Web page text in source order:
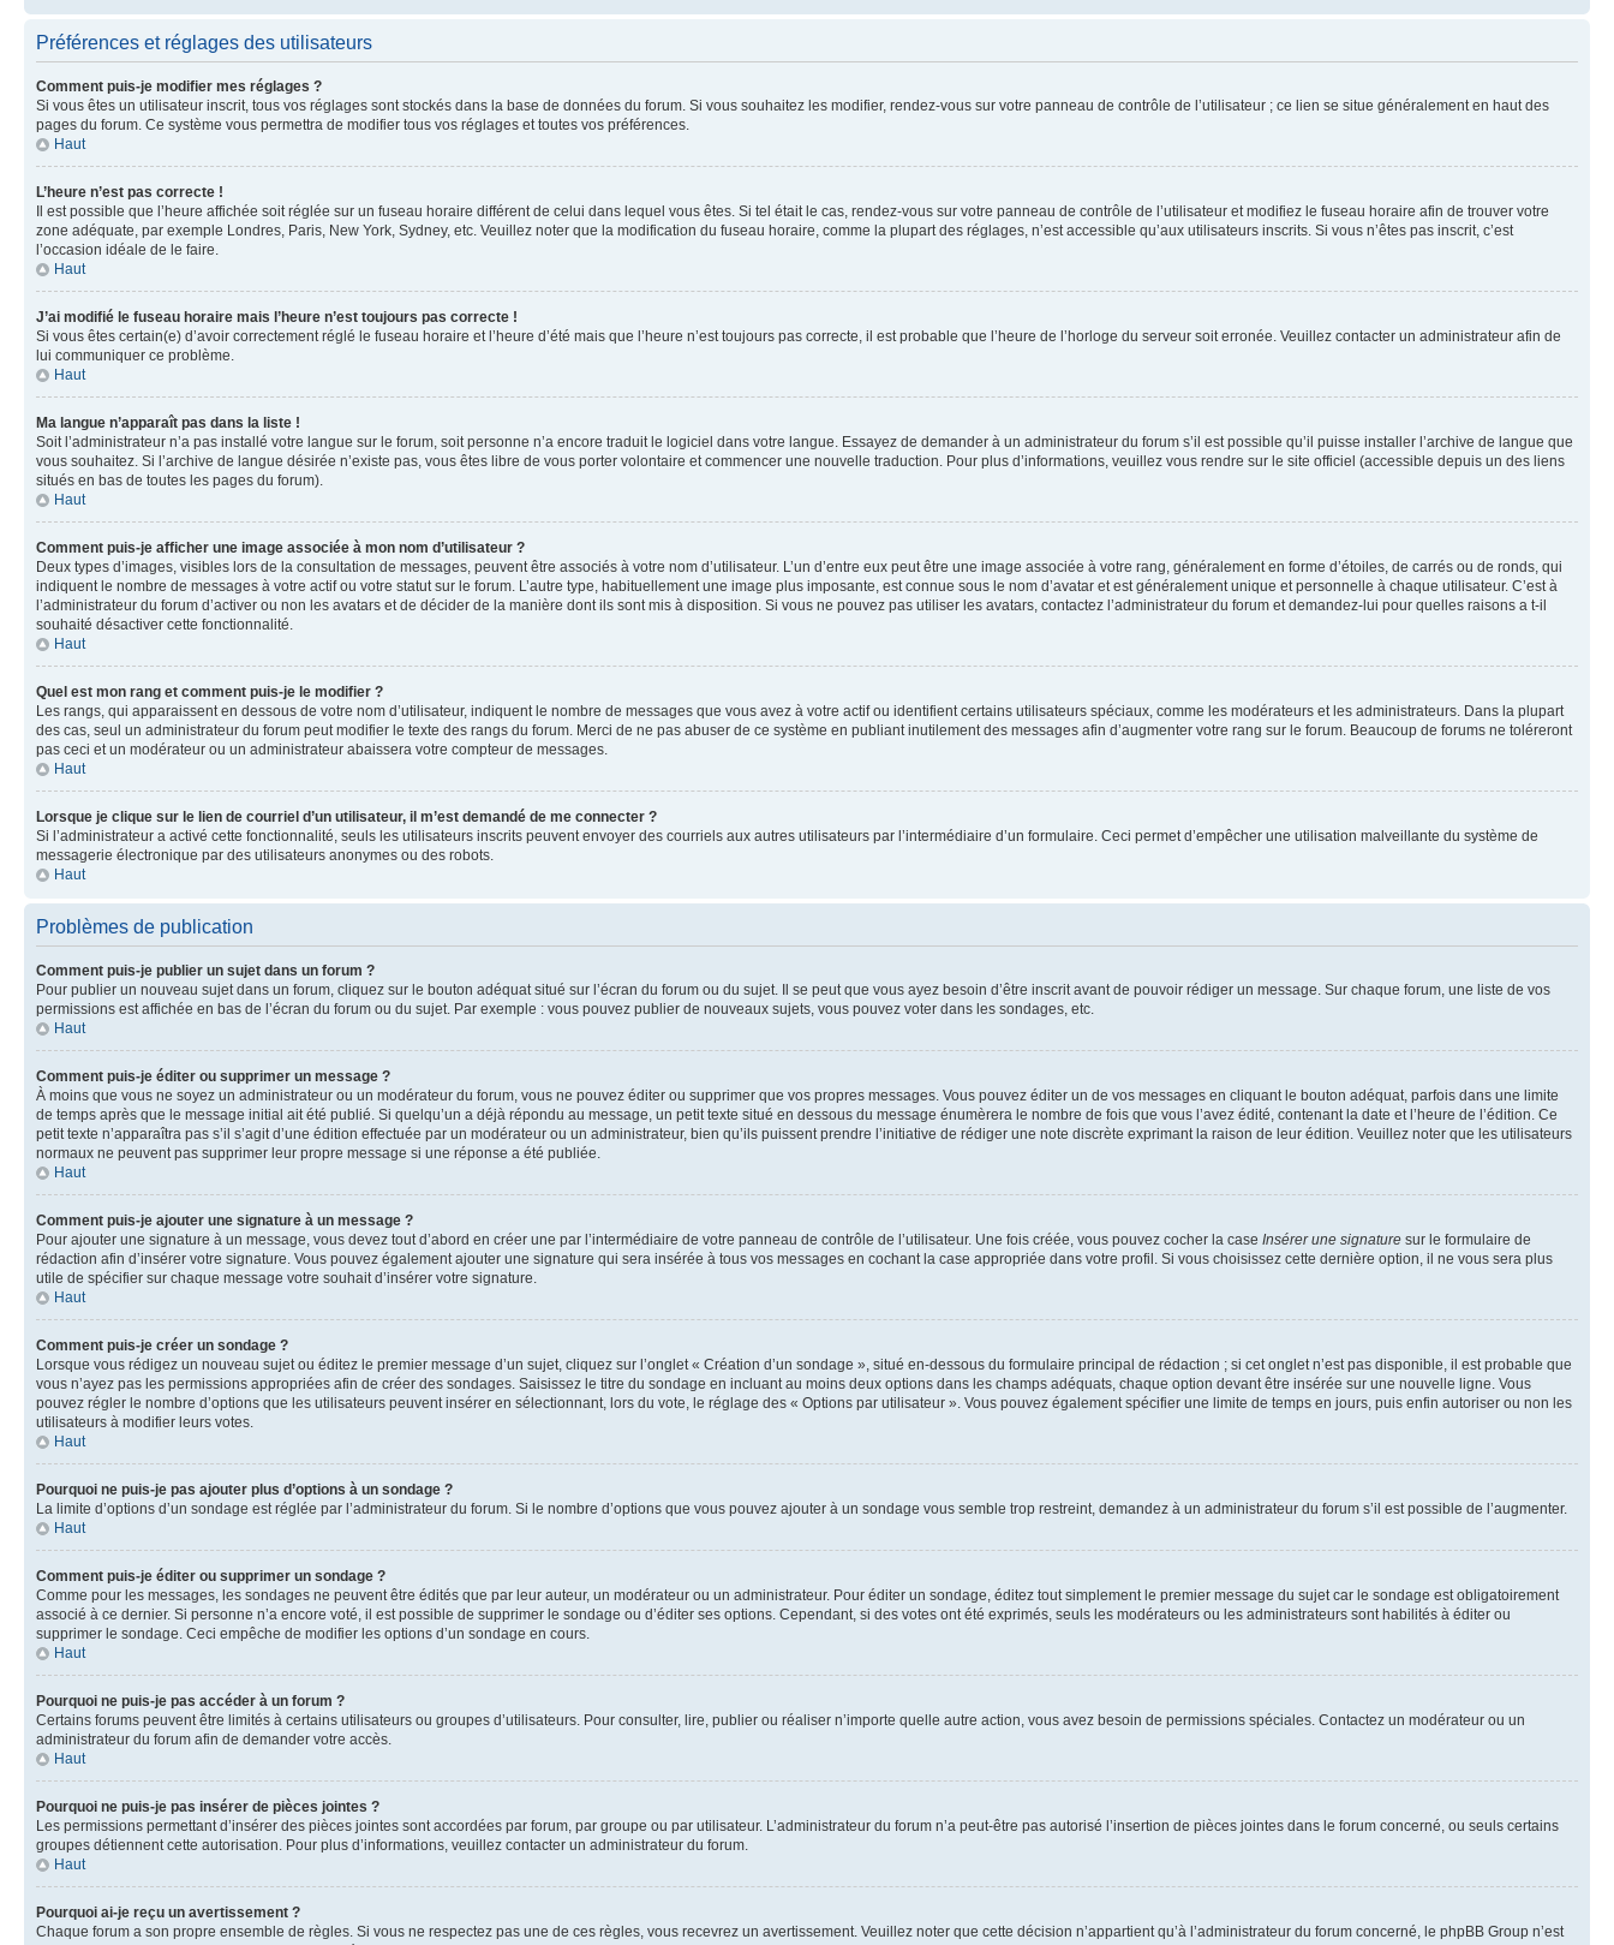
Préférences et réglages des utilisateurs
Comment puis-je modifier mes réglages ?
Si vous êtes un utilisateur inscrit, tous vos réglages sont stockés dans la base de données du forum. Si vous souhaitez les modifier, rendez-vous sur votre panneau de contrôle de l’utilisateur ; ce lien se situe généralement en haut des
pages du forum. Ce système vous permettra de modifier tous vos réglages et toutes vos préférences.
Haut
L’heure n’est pas correcte !
Il est possible que l’heure affichée soit réglée sur un fuseau horaire différent de celui dans lequel vous êtes. Si tel était le cas, rendez-vous sur votre panneau de contrôle de l’utilisateur et modifiez le fuseau horaire afin de trouver votre
zone adéquate, par exemple Londres, Paris, New York, Sydney, etc. Veuillez noter que la modification du fuseau horaire, comme la plupart des réglages, n’est accessible qu’aux utilisateurs inscrits. Si vous n’êtes pas inscrit, c’est
l’occasion idéale de le faire.
Haut
J’ai modifié le fuseau horaire mais l’heure n’est toujours pas correcte !
Si vous êtes certain(e) d’avoir correctement réglé le fuseau horaire et l’heure d’été mais que l’heure n’est toujours pas correcte, il est probable que l’heure de l’horloge du serveur soit erronée. Veuillez contacter un administrateur afin de
lui communiquer ce problème.
Haut
Ma langue n’apparaît pas dans la liste !
Soit l’administrateur n’a pas installé votre langue sur le forum, soit personne n’a encore traduit le logiciel dans votre langue. Essayez de demander à un administrateur du forum s’il est possible qu’il puisse installer l’archive de langue que
vous souhaitez. Si l’archive de langue désirée n’existe pas, vous êtes libre de vous porter volontaire et commencer une nouvelle traduction. Pour plus d’informations, veuillez vous rendre sur le site officiel (accessible depuis un des liens
situés en bas de toutes les pages du forum).
Haut
Comment puis-je afficher une image associée à mon nom d’utilisateur ?
Deux types d’images, visibles lors de la consultation de messages, peuvent être associés à votre nom d’utilisateur. L’un d’entre eux peut être une image associée à votre rang, généralement en forme d’étoiles, de carrés ou de ronds, qui
indiquent le nombre de messages à votre actif ou votre statut sur le forum. L’autre type, habituellement une image plus imposante, est connue sous le nom d’avatar et est généralement unique et personnelle à chaque utilisateur. C’est à
l’administrateur du forum d’activer ou non les avatars et de décider de la manière dont ils sont mis à disposition. Si vous ne pouvez pas utiliser les avatars, contactez l’administrateur du forum et demandez-lui pour quelles raisons a t-il
souhaité désactiver cette fonctionnalité.
Haut
Quel est mon rang et comment puis-je le modifier ?
Les rangs, qui apparaissent en dessous de votre nom d’utilisateur, indiquent le nombre de messages que vous avez à votre actif ou identifient certains utilisateurs spéciaux, comme les modérateurs et les administrateurs. Dans la plupart
des cas, seul un administrateur du forum peut modifier le texte des rangs du forum. Merci de ne pas abuser de ce système en publiant inutilement des messages afin d’augmenter votre rang sur le forum. Beaucoup de forums ne toléreront
pas ceci et un modérateur ou un administrateur abaissera votre compteur de messages.
Haut
Lorsque je clique sur le lien de courriel d’un utilisateur, il m’est demandé de me connecter ?
Si l’administrateur a activé cette fonctionnalité, seuls les utilisateurs inscrits peuvent envoyer des courriels aux autres utilisateurs par l’intermédiaire d’un formulaire. Ceci permet d’empêcher une utilisation malveillante du système de
messagerie électronique par des utilisateurs anonymes ou des robots.
Haut
Problèmes de publication
Comment puis-je publier un sujet dans un forum ?
Pour publier un nouveau sujet dans un forum, cliquez sur le bouton adéquat situé sur l’écran du forum ou du sujet. Il se peut que vous ayez besoin d’être inscrit avant de pouvoir rédiger un message. Sur chaque forum, une liste de vos
permissions est affichée en bas de l’écran du forum ou du sujet. Par exemple : vous pouvez publier de nouveaux sujets, vous pouvez voter dans les sondages, etc.
Haut
Comment puis-je éditer ou supprimer un message ?
À moins que vous ne soyez un administrateur ou un modérateur du forum, vous ne pouvez éditer ou supprimer que vos propres messages. Vous pouvez éditer un de vos messages en cliquant le bouton adéquat, parfois dans une limite
de temps après que le message initial ait été publié. Si quelqu’un a déjà répondu au message, un petit texte situé en dessous du message énumèrera le nombre de fois que vous l’avez édité, contenant la date et l’heure de l’édition. Ce
petit texte n’apparaîtra pas s’il s’agit d’une édition effectuée par un modérateur ou un administrateur, bien qu’ils puissent prendre l’initiative de rédiger une note discrète exprimant la raison de leur édition. Veuillez noter que les utilisateurs
normaux ne peuvent pas supprimer leur propre message si une réponse a été publiée.
Haut
Comment puis-je ajouter une signature à un message ?
Pour ajouter une signature à un message, vous devez tout d’abord en créer une par l’intermédiaire de votre panneau de contrôle de l’utilisateur. Une fois créée, vous pouvez cocher la case Insérer une signature sur le formulaire de
rédaction afin d’insérer votre signature. Vous pouvez également ajouter une signature qui sera insérée à tous vos messages en cochant la case appropriée dans votre profil. Si vous choisissez cette dernière option, il ne vous sera plus
utile de spécifier sur chaque message votre souhait d’insérer votre signature.
Haut
Comment puis-je créer un sondage ?
Lorsque vous rédigez un nouveau sujet ou éditez le premier message d’un sujet, cliquez sur l’onglet « Création d’un sondage », situé en-dessous du formulaire principal de rédaction ; si cet onglet n’est pas disponible, il est probable que
vous n’ayez pas les permissions appropriées afin de créer des sondages. Saisissez le titre du sondage en incluant au moins deux options dans les champs adéquats, chaque option devant être insérée sur une nouvelle ligne. Vous
pouvez régler le nombre d’options que les utilisateurs peuvent insérer en sélectionnant, lors du vote, le réglage des « Options par utilisateur ». Vous pouvez également spécifier une limite de temps en jours, puis enfin autoriser ou non les
utilisateurs à modifier leurs votes.
Haut
Pourquoi ne puis-je pas ajouter plus d’options à un sondage ?
La limite d’options d’un sondage est réglée par l’administrateur du forum. Si le nombre d’options que vous pouvez ajouter à un sondage vous semble trop restreint, demandez à un administrateur du forum s’il est possible de l’augmenter.
Haut
Comment puis-je éditer ou supprimer un sondage ?
Comme pour les messages, les sondages ne peuvent être édités que par leur auteur, un modérateur ou un administrateur. Pour éditer un sondage, éditez tout simplement le premier message du sujet car le sondage est obligatoirement
associé à ce dernier. Si personne n’a encore voté, il est possible de supprimer le sondage ou d’éditer ses options. Cependant, si des votes ont été exprimés, seuls les modérateurs ou les administrateurs sont habilités à éditer ou
supprimer le sondage. Ceci empêche de modifier les options d’un sondage en cours.
Haut
Pourquoi ne puis-je pas accéder à un forum ?
Certains forums peuvent être limités à certains utilisateurs ou groupes d’utilisateurs. Pour consulter, lire, publier ou réaliser n’importe quelle autre action, vous avez besoin de permissions spéciales. Contactez un modérateur ou un
administrateur du forum afin de demander votre accès.
Haut
Pourquoi ne puis-je pas insérer de pièces jointes ?
Les permissions permettant d’insérer des pièces jointes sont accordées par forum, par groupe ou par utilisateur. L’administrateur du forum n’a peut-être pas autorisé l’insertion de pièces jointes dans le forum concerné, ou seuls certains
groupes détiennent cette autorisation. Pour plus d’informations, veuillez contacter un administrateur du forum.
Haut
Pourquoi ai-je reçu un avertissement ?
Chaque forum a son propre ensemble de règles. Si vous ne respectez pas une de ces règles, vous recevrez un avertissement. Veuillez noter que cette décision n’appartient qu’à l’administrateur du forum concerné, le phpBB Group n’est